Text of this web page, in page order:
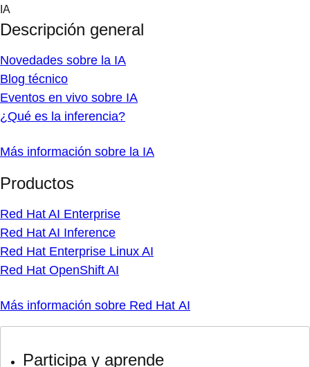
Skip
content
IA
Descripción general
Novedades sobre la IA
Blog técnico
Eventos en vivo sobre IA
¿Qué es la inferencia?
Más información sobre la IA
Productos
Red Hat AI Enterprise
Red Hat AI Inference
Red Hat Enterprise Linux AI
Red Hat OpenShift AI
Más información sobre Red Hat AI
Participa y aprende